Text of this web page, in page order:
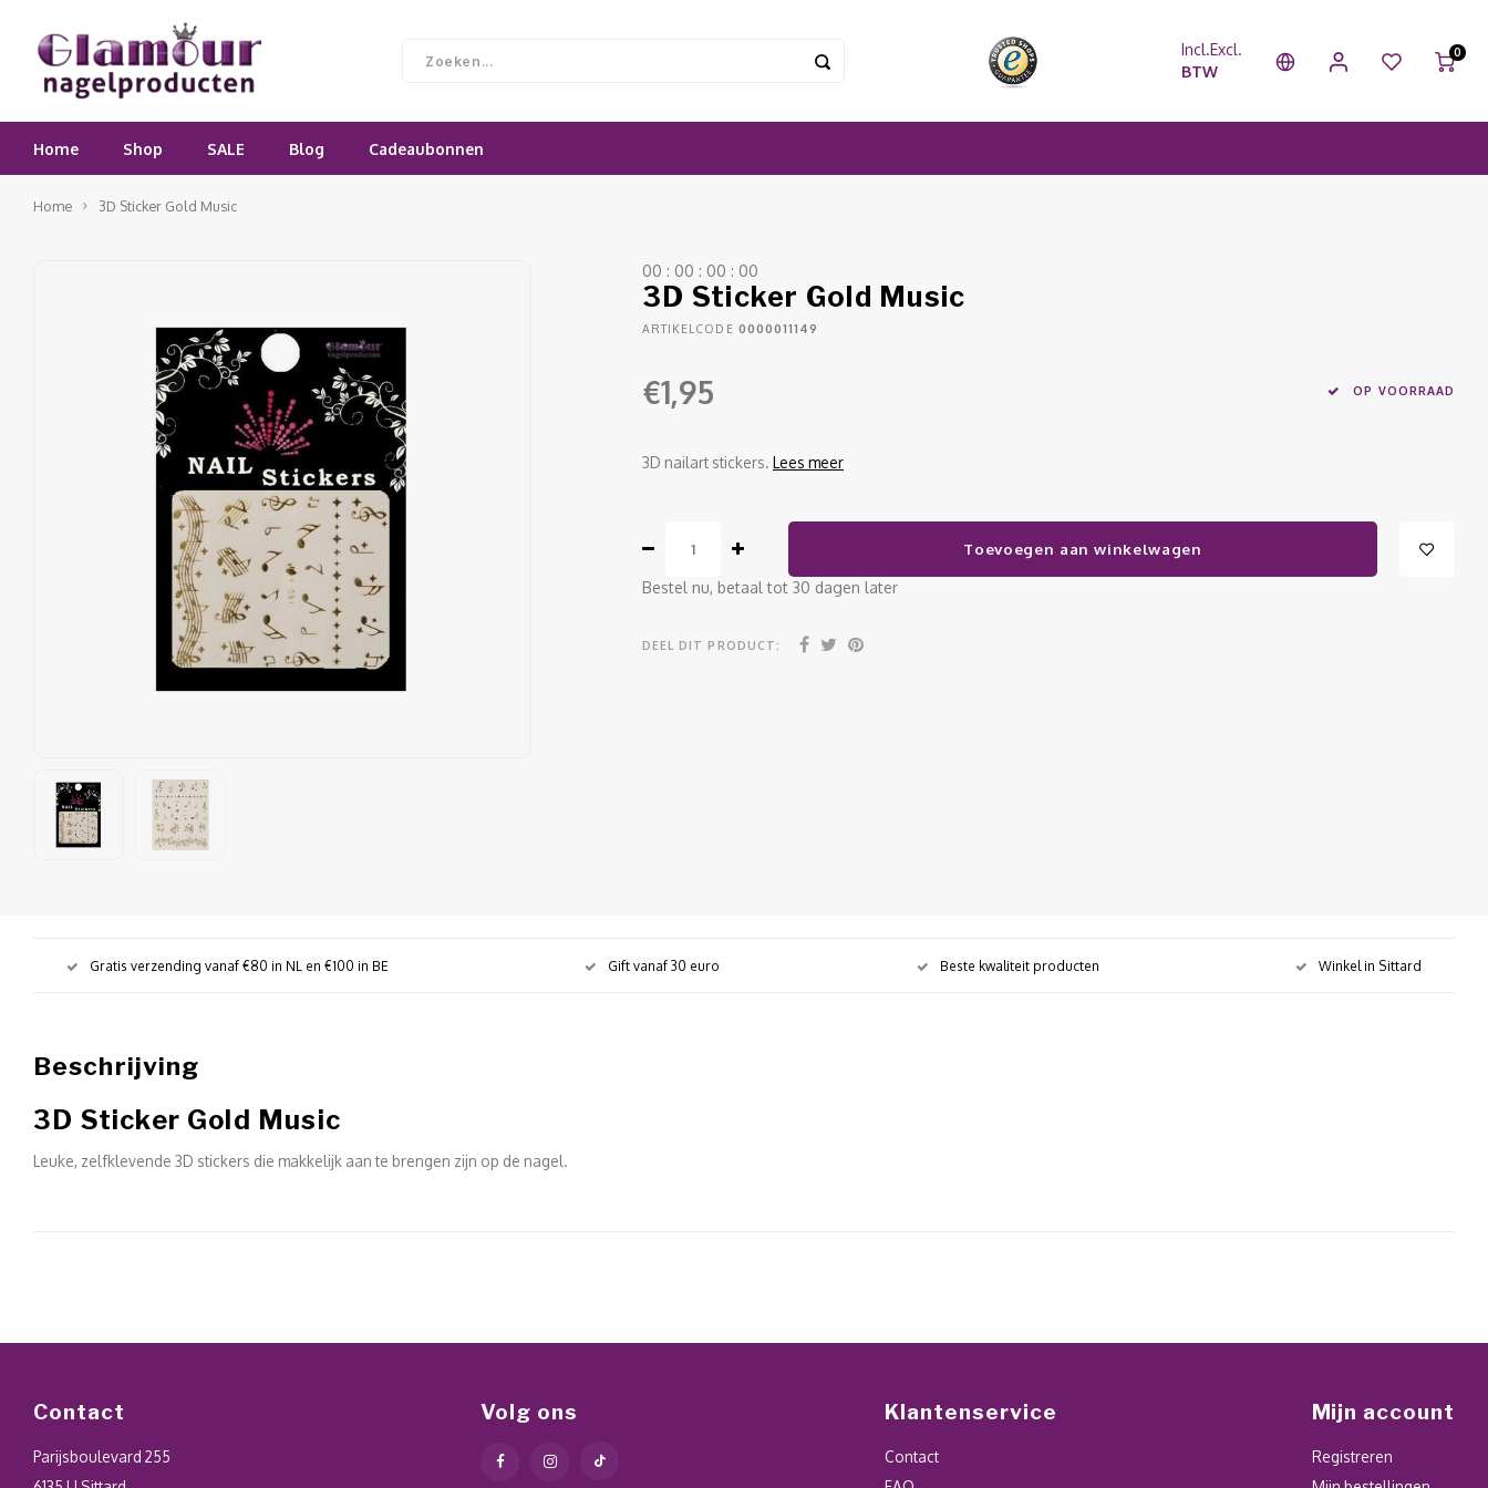
Incl.Excl.
BTW
0
Home Shop SALE Blog Cadeaubonnen
Home 3D Sticker Gold Music
00 : 00 : 00 : 00
3D Sticker Gold Music
ARTIKELCODE 0000011149
€1,95 OP VOORRAAD
3D nailart stickers. Lees meer
Toevoegen aan winkelwagen
Bestel nu, betaal tot 30 dagen later
DEEL DIT PRODUCT:
Gratis verzending vanaf €80 in NL en €100 in BE Gift vanaf 30 euro Beste kwaliteit producten Winkel in Sittard
Beschrijving
3D Sticker Gold Music
Leuke, zelfklevende 3D stickers die makkelijk aan te brengen zijn op de nagel.
Contact
Parijsboulevard 255
Volg ons Klantenservice
Contact
Mijn account
Registreren